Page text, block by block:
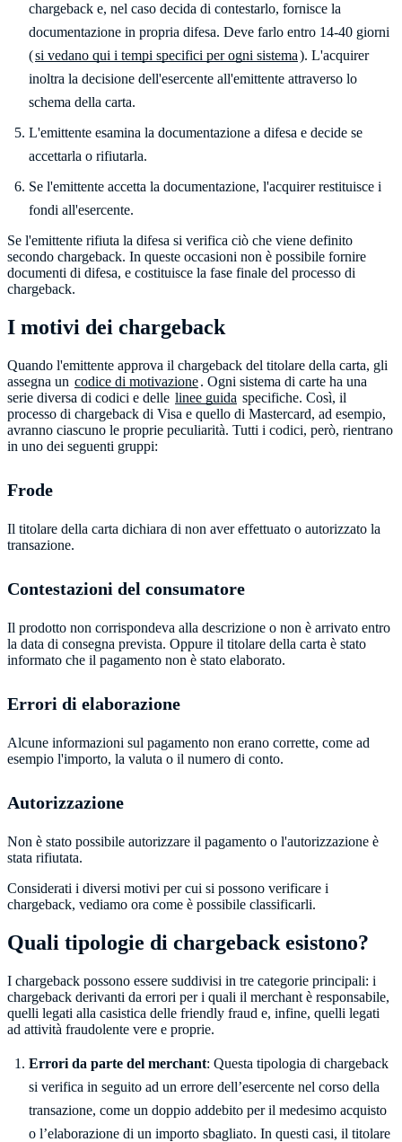
chargeback e, nel caso decida di contestarlo, fornisce la
documentazione in propria difesa. Deve farlo entro 14-40 giorni
(si vedano qui i tempi specifici per ogni sistema). L'acquirer
inoltra la decisione dell'esercente all'emittente attraverso lo
schema della carta.
L'emittente esamina la documentazione a difesa e decide se
accettarla o rifiutarla.
Se l'emittente accetta la documentazione, l'acquirer restituisce i
fondi all'esercente.
Se l'emittente rifiuta la difesa si verifica ciò che viene definito
secondo chargeback. In queste occasioni non è possibile fornire
documenti di difesa, e costituisce la fase finale del processo di
chargeback.
I motivi dei chargeback
Quando l'emittente approva il chargeback del titolare della carta, gli
assegna un codice di motivazione. Ogni sistema di carte ha una
serie diversa di codici e delle linee guida specifiche. Così, il
processo di chargeback di Visa e quello di Mastercard, ad esempio,
avranno ciascuno le proprie peculiarità. Tutti i codici, però, rientrano
in uno dei seguenti gruppi:
Frode
Il titolare della carta dichiara di non aver effettuato o autorizzato la
transazione.
Contestazioni del consumatore
Il prodotto non corrispondeva alla descrizione o non è arrivato entro
la data di consegna prevista. Oppure il titolare della carta è stato
informato che il pagamento non è stato elaborato.
Errori di elaborazione
Alcune informazioni sul pagamento non erano corrette, come ad
esempio l'importo, la valuta o il numero di conto.
Autorizzazione
Non è stato possibile autorizzare il pagamento o l'autorizzazione è
stata rifiutata.
Considerati i diversi motivi per cui si possono verificare i
chargeback, vediamo ora come è possibile classificarli.
Quali tipologie di chargeback esistono?
I chargeback possono essere suddivisi in tre categorie principali: i
chargeback derivanti da errori per i quali il merchant è responsabile,
quelli legati alla casistica delle friendly fraud e, infine, quelli legati
ad attività fraudolente vere e proprie.
Errori da parte del merchant: Questa tipologia di chargeback
si verifica in seguito ad un errore dell’esercente nel corso della
transazione, come un doppio addebito per il medesimo acquisto
o l’elaborazione di un importo sbagliato. In questi casi, il titolare